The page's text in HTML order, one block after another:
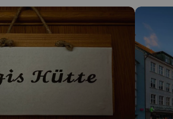
Ergebnisse gefunden, die Ihrer